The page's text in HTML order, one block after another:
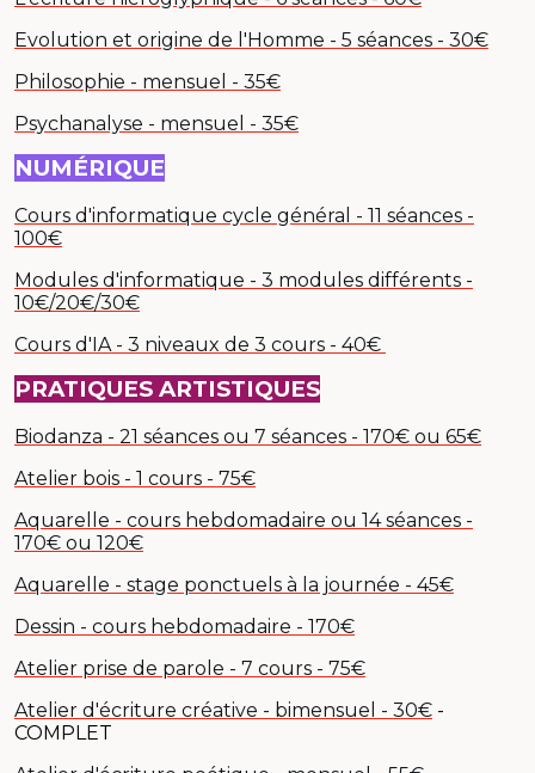
Evolution et origine de l'Homme - 5 séances - 30€
Philosophie - mensuel - 35€
Psychanalyse - mensuel - 35€
NUMÉRIQUE
Cours d'informatique cycle général - 11 séances -
100€
Modules d'informatique - 3 modules différents -
10€/20€/30€
Cours d'IA - 3 niveaux de 3 cours - 40€
PRATIQUES ARTISTIQUES
Biodanza - 21 séances ou 7 séances - 170€ ou 65€
Atelier bois - 1 cours - 75€
Aquarelle - cours hebdomadaire ou 14 séances -
170€ ou 120€
Aquarelle - stage ponctuels à la journée - 45€
Dessin - cours hebdomadaire - 170€
Atelier prise de parole - 7 cours - 75€
Atelier d'écriture créative - bimensuel - 30€ -
COMPLET